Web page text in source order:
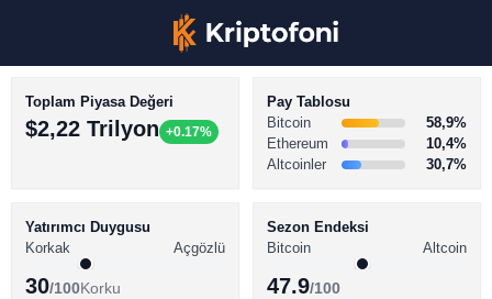
BİTCOİN HABERLERİ
ALTCOİN HABERLERİ
Toplam Piyasa Değeri
$2,22 Trilyon +0.17%
Pay Tablosu
Bitcoin
58,9%
Ethereum
10,4%
Altcoinler
30,7%
Yatırımcı Duygusu
Korkak
Açgözlü
30/100Korku
Sezon Endeksi
Bitcoin
Altcoin
47.9/100